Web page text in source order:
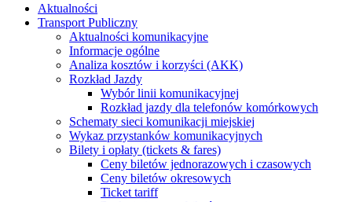
Aktualności
Transport Publiczny
Aktualności komunikacyjne
Informacje ogólne
Analiza kosztów i korzyści (AKK)
Rozkład Jazdy
Wybór linii komunikacyjnej
Rozkład jazdy dla telefonów komórkowych
Schematy sieci komunikacji miejskiej
Wykaz przystanków komunikacyjnych
Bilety i opłaty (tickets & fares)
Ceny biletów jednorazowych i czasowych
Ceny biletów okresowych
Ticket tariff